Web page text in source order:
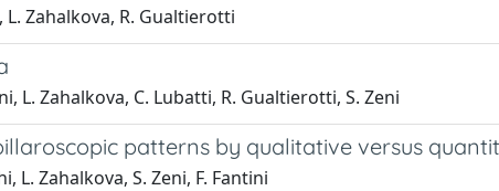
L. Zahalkova, R. Gualtierotti
L. Zahalkova, C. Lubatti, R. Gualtierotti, S. Zeni
patterns by qualitative versus
L. Zahalkova, S. Zeni, F. Fantini